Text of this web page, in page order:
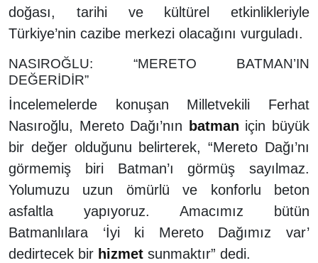
doğası, tarihi ve kültürel etkinlikleriyle
Türkiye’nin cazibe merkezi olacağını vurguladı.
NASIROĞLU: “MERETO BATMAN’IN
DEĞERİDİR”
İncelemelerde konuşan Milletvekili Ferhat
Nasıroğlu, Mereto Dağı’nın
batman için büyük
bir değer olduğunu belirterek, “Mereto Dağı’nı
görmemiş biri Batman’ı görmüş sayılmaz.
Yolumuzu uzun ömürlü ve konforlu beton
asfaltla yapıyoruz. Amacımız bütün
Batmanlılara ‘İyi ki Mereto Dağımız var’
dedirtecek bir hizmet sunmaktır” dedi.